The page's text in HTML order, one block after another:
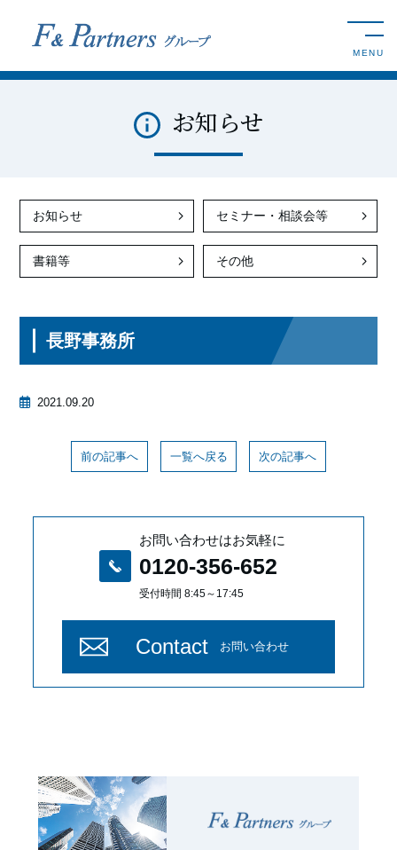
toggle
MENU
お知らせ
お知らせ セミナー・相談会等
書籍等 その他
長野事務所
2021.09.20
前の記事へ 一覧へ戻る 次の記事へ
お問い合わせはお気軽に
0120-356-652
受付時間 8:45～17:45
Contact お問い合わせ